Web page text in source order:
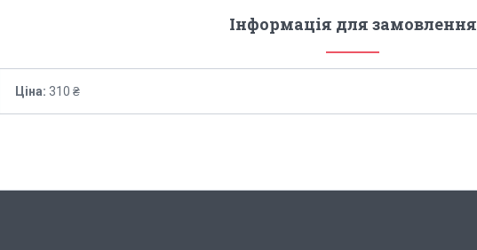
Інформація для замовлення
Ціна: 310 ₴